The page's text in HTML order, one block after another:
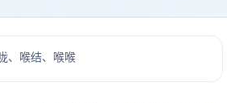
、喉结、喉喉